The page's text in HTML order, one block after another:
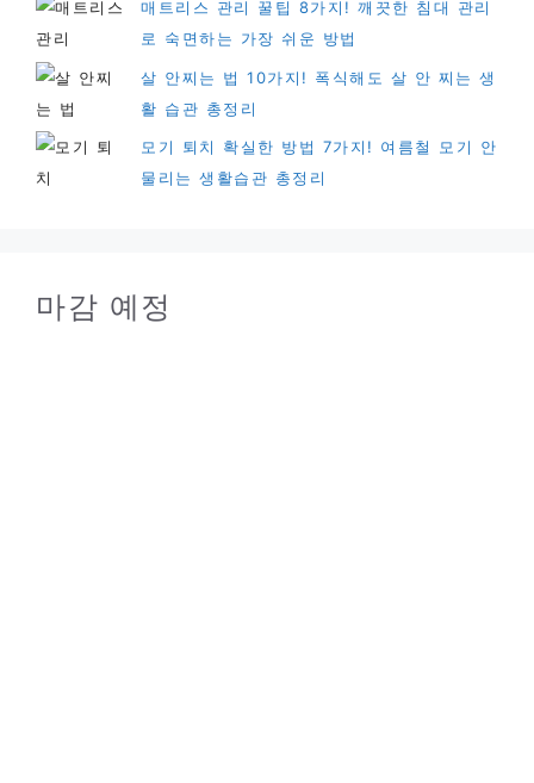
매트리스 관리 꿀팁 8가지! 깨끗한 침대 관리
로 숙면하는 가장 쉬운 방법
살 안찌는 법 10가지! 폭식해도 살 안 찌는 생
활 습관 총정리
모기 퇴치 확실한 방법 7가지! 여름철 모기 안
물리는 생활습관 총정리
마감 예정